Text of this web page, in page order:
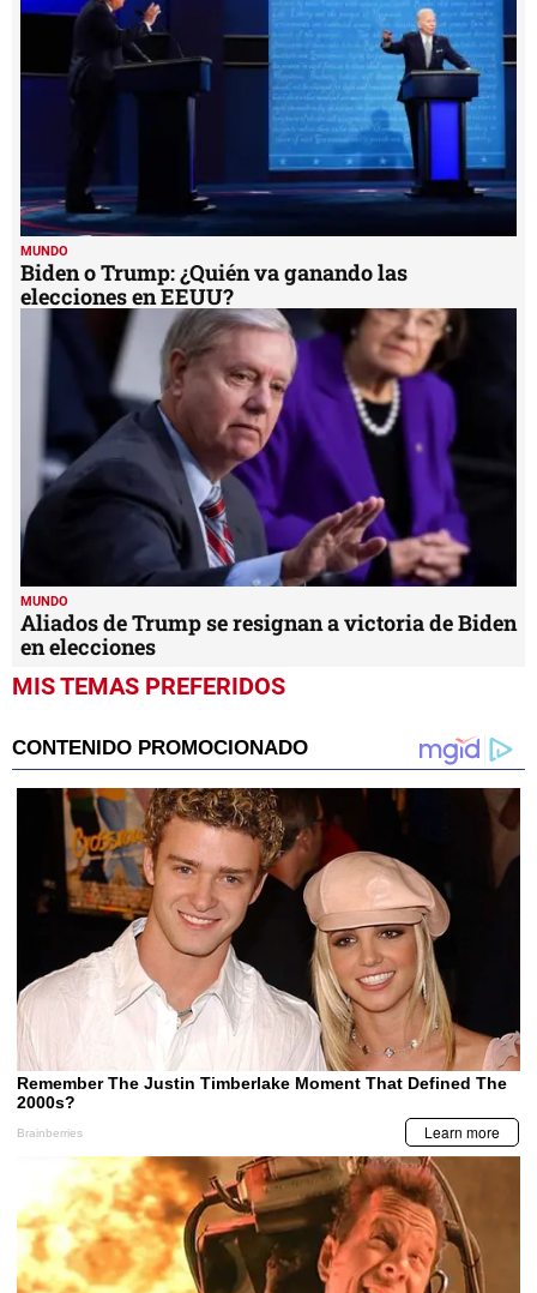
MUNDO
Biden o Trump: ¿Quién va ganando las
elecciones en EEUU?
MUNDO
Aliados de Trump se resignan a victoria de Biden
en elecciones
MIS TEMAS PREFERIDOS